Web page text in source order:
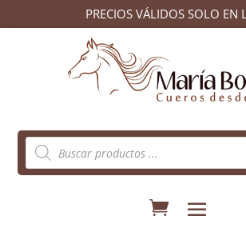
PRECIOS VÁLIDOS SOLO EN
Búsqueda
de
productos